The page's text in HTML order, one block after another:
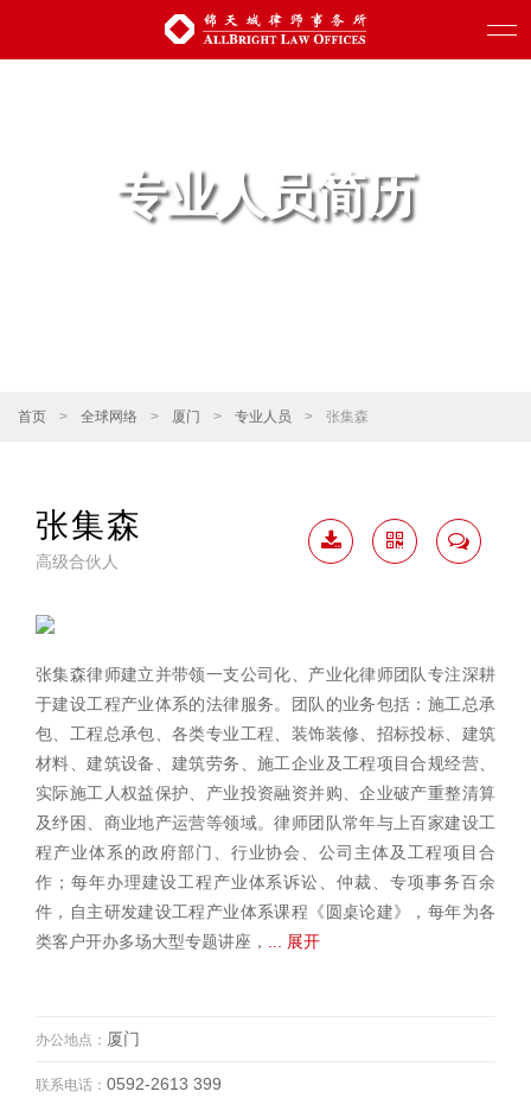
专业人员简历
首页 > 全球网络 > 厦门 > 专业人员 > 张集森
张集森
高级合伙人
张集森律师建立并带领一支公司化、产业化律师团队专注深耕
于建设工程产业体系的法律服务。团队的业务包括：施工总承
包、工程总承包、各类专业工程、装饰装修、招标投标、建筑
材料、建筑设备、建筑劳务、施工企业及工程项目合规经营、
实际施工人权益保护、产业投资融资并购、企业破产重整清算
及纾困、商业地产运营等领域。律师团队常年与上百家建设工
程产业体系的政府部门、行业协会、公司主体及工程项目合
作；每年办理建设工程产业体系诉讼、仲裁、专项事务百余
件，自主研发建设工程产业体系课程《圆桌论建》，每年为各
类客户开办多场大型专题讲座，
... 展开
办公地点： 厦门
联系电话： 0592-2613 399